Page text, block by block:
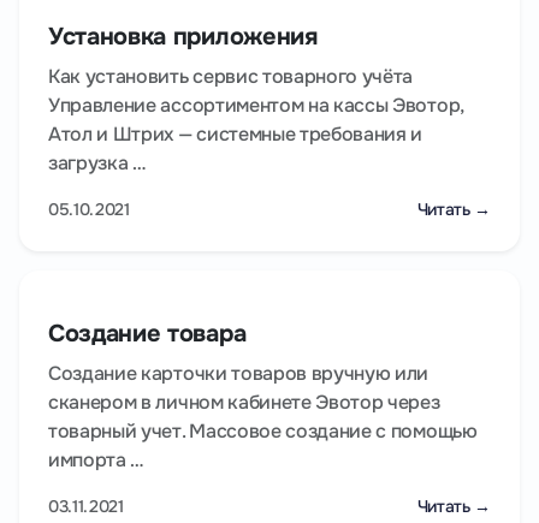
Установка приложения
Как установить сервис товарного учёта
Управление ассортиментом на кассы Эвотор,
Атол и Штрих — системные требования и
загрузка …
05.10.2021 Читать →
Создание товара
Создание карточки товаров вручную или
сканером в личном кабинете Эвотор через
товарный учет. Массовое создание с помощью
импорта …
03.11.2021 Читать →